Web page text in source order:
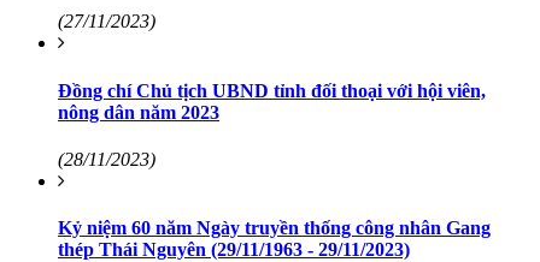
(27/11/2023)
Đồng chí Chủ tịch UBND tỉnh đối thoại với hội viên,
nông dân năm 2023
(28/11/2023)
Kỷ niệm 60 năm Ngày truyền thống công nhân Gang
thép Thái Nguyên (29/11/1963 - 29/11/2023)